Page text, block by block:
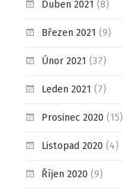
Duben 2021 (8)
Březen 2021 (9)
Únor 2021 (37)
Leden 2021 (7)
Prosinec 2020 (15)
Listopad 2020 (4)
Říjen 2020 (9)